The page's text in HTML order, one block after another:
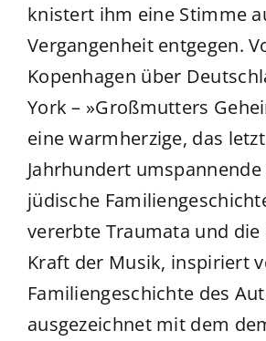
knistert ihm eine Stimme
Vergangenheit entgegen.
Kopenhagen über
York – »Großmutters
eine warmherzige, das
Jahrhundert
jüdische
vererbte Traumata und die
Kraft der Musik, inspiriert
Familiengeschichte des
ausgezeichnet mit dem